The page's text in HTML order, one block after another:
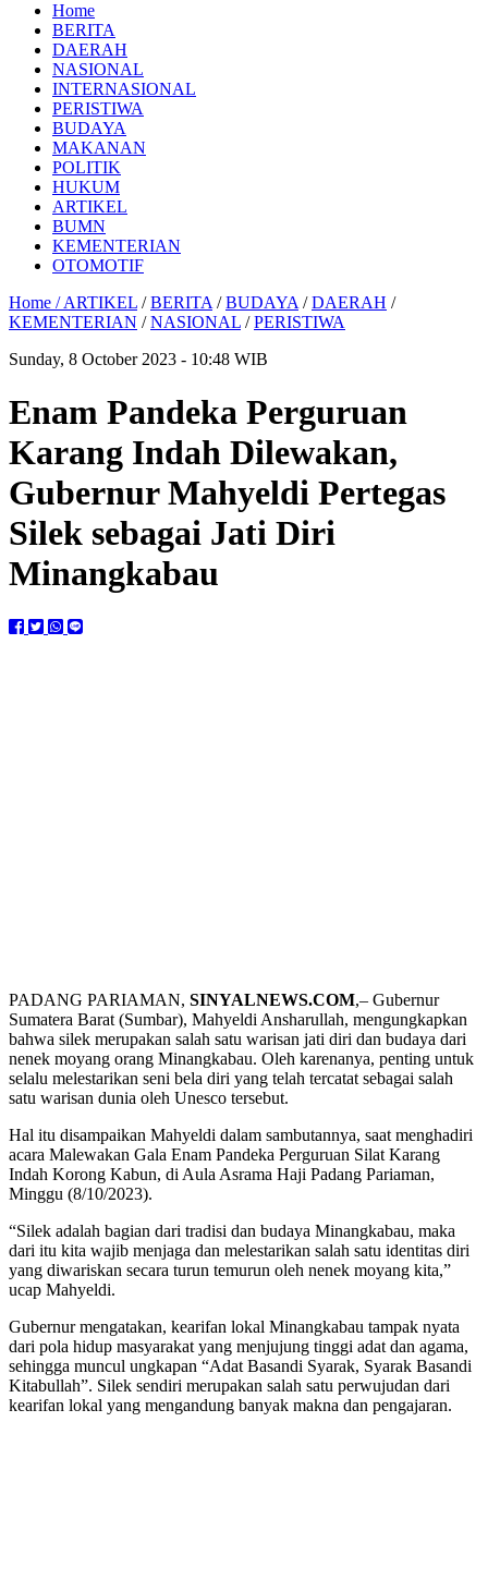
Home
BERITA
DAERAH
NASIONAL
INTERNASIONAL
PERISTIWA
BUDAYA
MAKANAN
POLITIK
HUKUM
ARTIKEL
BUMN
KEMENTERIAN
OTOMOTIF
Home /ARTIKEL /BERITA /BUDAYA /DAERAH /
KEMENTERIAN /NASIONAL /PERISTIWA
Sunday, 8 October 2023 - 10:48 WIB
Enam Pandeka Perguruan
Karang Indah Dilewakan,
Gubernur Mahyeldi Pertegas
Silek sebagai Jati Diri
Minangkabau
PADANG PARIAMAN, SINYALNEWS.COM,– Gubernur
Sumatera Barat (Sumbar), Mahyeldi Ansharullah, mengungkapkan
bahwa silek merupakan salah satu warisan jati diri dan budaya dari
nenek moyang orang Minangkabau. Oleh karenanya, penting untuk
selalu melestarikan seni bela diri yang telah tercatat sebagai salah
satu warisan dunia oleh Unesco tersebut.
Hal itu disampaikan Mahyeldi dalam sambutannya, saat menghadiri
acara Malewakan Gala Enam Pandeka Perguruan Silat Karang
Indah Korong Kabun, di Aula Asrama Haji Padang Pariaman,
Minggu (8/10/2023).
“Silek adalah bagian dari tradisi dan budaya Minangkabau, maka
dari itu kita wajib menjaga dan melestarikan salah satu identitas diri
yang diwariskan secara turun temurun oleh nenek moyang kita,”
ucap Mahyeldi.
Gubernur mengatakan, kearifan lokal Minangkabau tampak nyata
dari pola hidup masyarakat yang menjujung tinggi adat dan agama,
sehingga muncul ungkapan “Adat Basandi Syarak, Syarak Basandi
Kitabullah”. Silek sendiri merupakan salah satu perwujudan dari
kearifan lokal yang mengandung banyak makna dan pengajaran.